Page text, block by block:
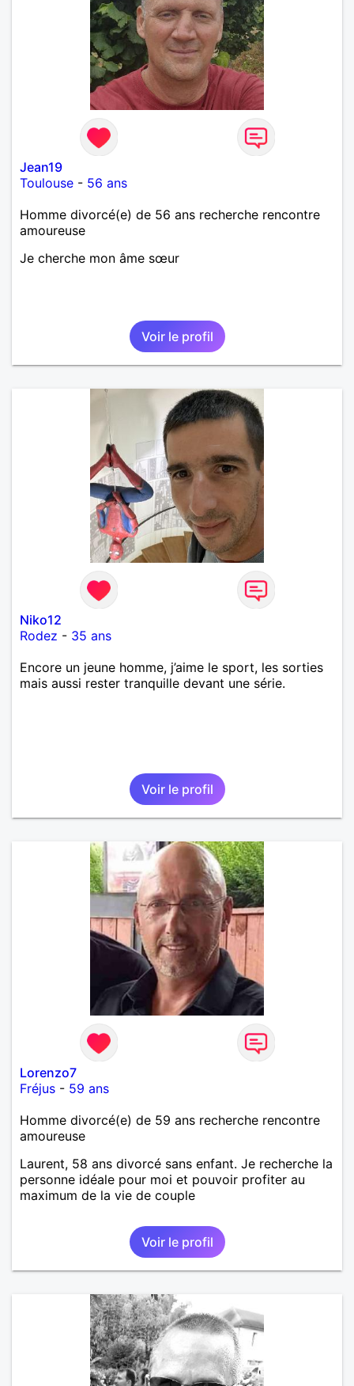
Jean19
Toulouse - 56 ans
Homme divorcé(e) de 56 ans recherche rencontre
amoureuse
Je cherche mon âme sœur
Voir le profil
Niko12
Rodez - 35 ans
Encore un jeune homme, j’aime le sport, les sorties
mais aussi rester tranquille devant une série.
Voir le profil
Lorenzo7
Fréjus - 59 ans
Homme divorcé(e) de 59 ans recherche rencontre
amoureuse
Laurent, 58 ans divorcé sans enfant. Je recherche la
personne idéale pour moi et pouvoir profiter au
maximum de la vie de couple
Voir le profil